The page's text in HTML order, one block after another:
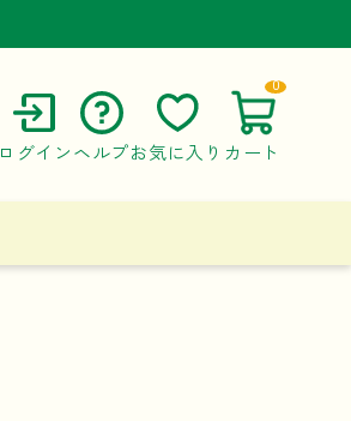
ログイン ヘルプ
ご利用ガイド
お問い合わせ
お気に入り カート
0